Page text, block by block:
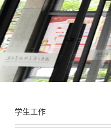
学生工作